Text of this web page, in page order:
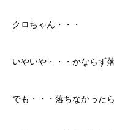
クロちゃん・・・
いやいや・・・かならず
でも・・・落ちなかった